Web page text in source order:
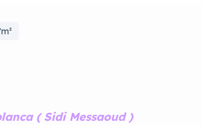
( Sidi Messaoud )